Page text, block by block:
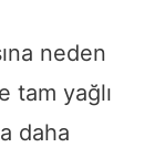
neden
tam yağlı
daha